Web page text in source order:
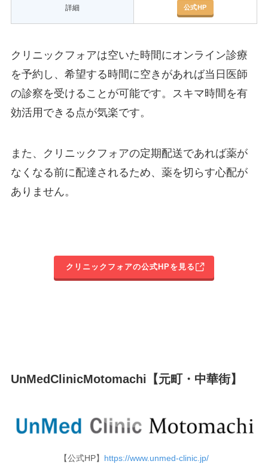
詳細 公式HP
クリニックフォアは空いた時間にオンライン診療
を予約し、希望する時間に空きがあれば当日医師
の診察を受けることが可能です。スキマ時間を有
効活用できる点が気楽です。
また、クリニックフォアの定期配送であれば薬が
なくなる前に配達されるため、薬を切らす心配が
ありません。
クリニックフォアの公式HPを見る
UnMedClinicMotomachi【元町・中華街】
【公式HP】 https://www.unmed-clinic.jp/